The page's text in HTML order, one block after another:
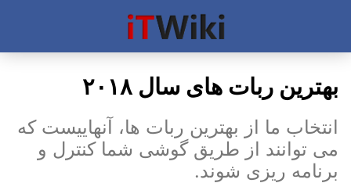
بهترین ربات های سال ۲۰۱۸
انتخاب ما از بهترین ربات ها، آنهاییست که
می توانند از طریق گوشی شما کنترل و
برنامه ریزی شوند.